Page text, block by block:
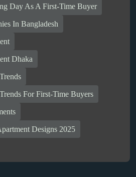
Day As A First-Time Buyer
In Bangladesh
Dhaka
For First-Time Buyers
Designs 2025